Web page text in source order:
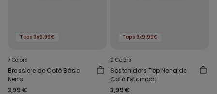
Tops 3x9,99€
7 Colors
Brassiere de Cotó Bàsic
Nena
3,99 €
Tops 3x9,99€
2 Colors
Sostenidors Top Nena de
Cotó Estampat
3,99 €